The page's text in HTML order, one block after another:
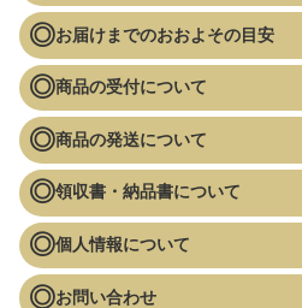
お届けまでのおおよその目安
商品の受付について
商品の発送について
領収書・納品書について
個人情報について
お問い合わせ